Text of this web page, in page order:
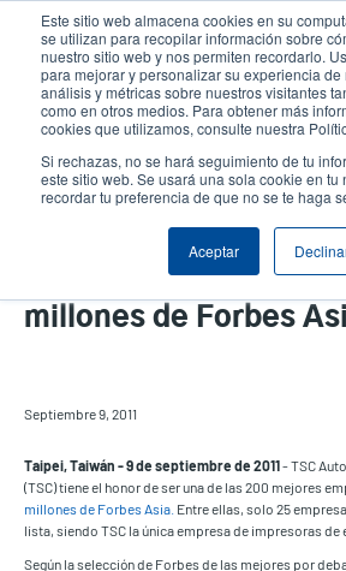
Este sitio web almacena cookies en su
se utilizan para recopilar información sobre
nuestro sitio web y nos permiten recordarlo.
para mejorar y personalizar su experiencia
análisis y métricas sobre nuestros visitantes
como en otros medios. Para obtener más
cookies que utilizamos, consulte nuestra
Si rechazas, no se hará seguimiento de tu
este sitio web. Se usará una sola cookie en tu
recordar tu preferencia de que no se te haga
Aceptar
contenido
principal
Header
TSC es seleccionada
las 200 mejores por
millones de Forbes
Septiembre 9, 2011
Taipei, Taiwán - 9 de septiembre de 2011- TSC
(TSC) tiene el honor de ser una de las 200 mejores
millones de Forbes Asia. Entre ellas, solo 25
lista, siendo TSC la única empresa de impresoras de
Según la selección de Forbes de las mejores por